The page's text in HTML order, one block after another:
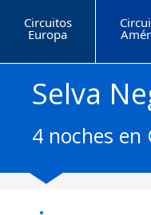
Circuitos
Europa
Selva
4 noches en